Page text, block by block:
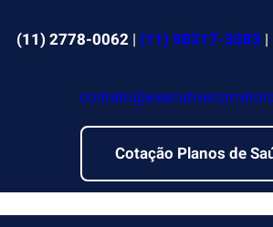
para(11) 2778-0062 | (11) 98217-3383 |
Cotação Planos de